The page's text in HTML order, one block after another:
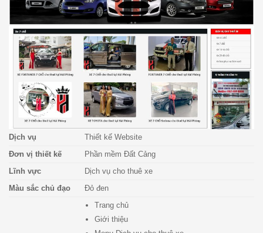
Dịch vụ
Thiết kế Website
Đơn vị thiết kế
Phần mềm Đất Cảng
Lĩnh vực
Dịch vụ cho thuê xe
Màu sắc chủ đạo
Đỏ đen
Trang chủ
Giới thiệu